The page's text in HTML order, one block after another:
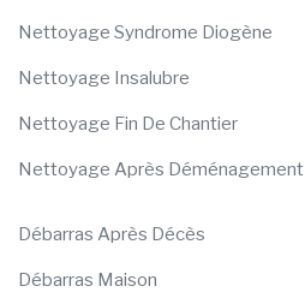
Nettoyage Syndrome Diogène
Nettoyage Insalubre
Nettoyage Fin De Chantier
Nettoyage Après Déménagement
Débarras Après Décès
Débarras Maison